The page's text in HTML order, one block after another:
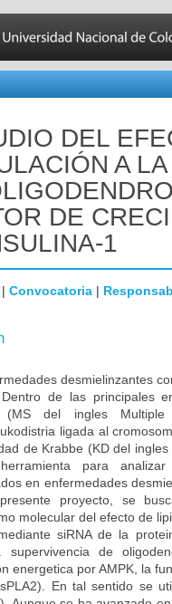
DEL
A
DE
1
| Convocatoria |
desmielinzantes
de las principales
(MS del ingles Multiple
ligada al
de Krabbe (KD del
para
en enfermedades
proyecto, se
molecular del efecto de
siRNA de la
supervivencia de
energetica por AMPK, la
En tal sentido se